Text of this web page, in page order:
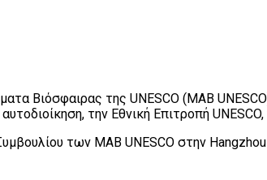
Βιόσφαιρας της UNESCO (MAB
την Εθνική Επιτροπή
των MAB UNESCO στην